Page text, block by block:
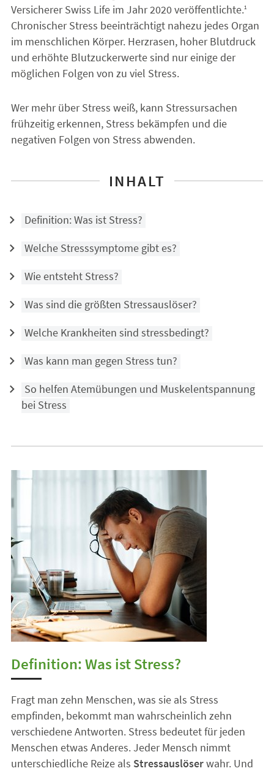
Versicherer Swiss Life im Jahr 2020 veröffentlichte.1
Chronischer Stress beeinträchtigt nahezu jedes Organ
im menschlichen Körper. Herzrasen, hoher Blutdruck
und erhöhte Blutzuckerwerte sind nur einige der
möglichen Folgen von zu viel Stress.
Wer mehr über Stress weiß, kann Stressursachen
frühzeitig erkennen, Stress bekämpfen und die
negativen Folgen von Stress abwenden.
INHALT
Definition: Was ist Stress?
Welche Stresssymptome gibt es?
Wie entsteht Stress?
Was sind die größten Stressauslöser?
Welche Krankheiten sind stressbedingt?
Was kann man gegen Stress tun?
So helfen Atemübungen und Muskelentspannung
bei Stress
Definition: Was ist Stress?
Fragt man zehn Menschen, was sie als Stress
empfinden, bekommt man wahrscheinlich zehn
verschiedene Antworten. Stress bedeutet für jeden
Menschen etwas Anderes. Jeder Mensch nimmt
unterschiedliche Reize als Stressauslöserwahr. Und